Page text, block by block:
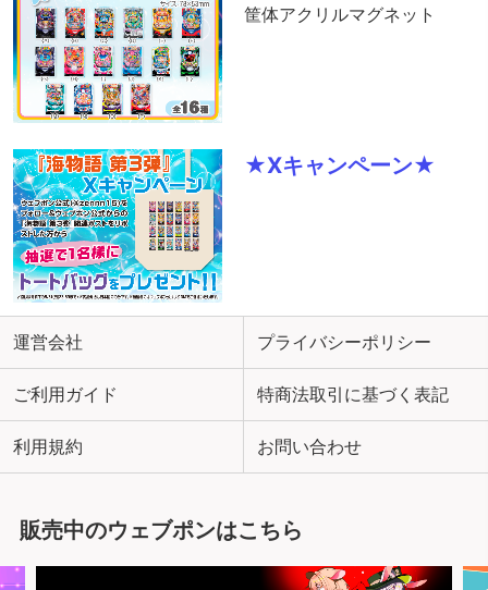
筐体アクリルマグネット
★Xキャンペーン★
運営会社 プライバシーポリシー
ご利用ガイド 特商法取引に基づく表記
利用規約 お問い合わせ
販売中のウェブポンはこちら